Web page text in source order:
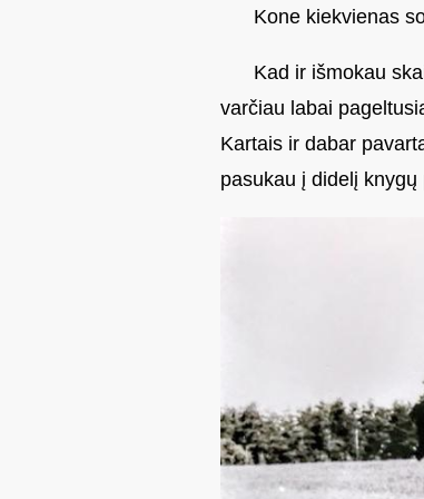
Kone kiekvienas
Kad ir išmokau
varčiau labai
Kartais ir dabar
pasukau į didelį